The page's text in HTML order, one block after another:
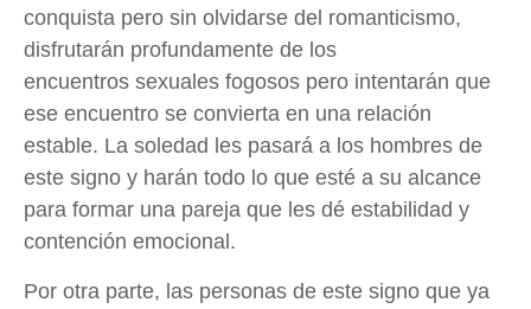
conquista pero sin olvidarse del romanticismo,
disfrutarán profundamente de los
encuentros sexuales fogosos pero intentarán que
ese encuentro se convierta en una relación
estable. La soledad les pasará a los hombres de
este signo y harán todo lo que esté a su alcance
para formar una pareja que les dé estabilidad y
contención emocional.
Por otra parte, las personas de este signo que ya